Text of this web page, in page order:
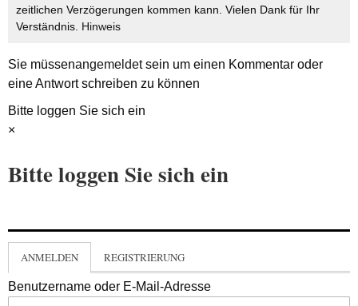
zeitlichen Verzögerungen kommen kann. Vielen Dank für Ihr
Verständnis. Hinweis
Sie müssenangemeldetsein um einen Kommentar oder
eine Antwort schreiben zu können
Bitte loggen Sie sich ein
×
Bitte loggen Sie sich ein
ANMELDEN REGISTRIERUNG
Benutzername oder E-Mail-Adresse